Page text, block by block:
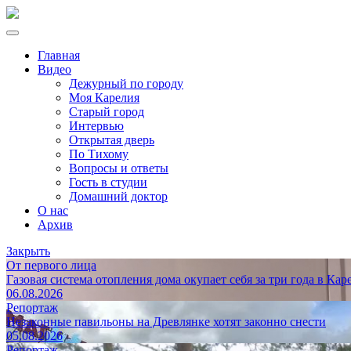
Главная
Видео
Дежурный по городу
Моя Карелия
Старый город
Интервью
Открытая дверь
По Тихому
Вопросы и ответы
Гость в студии
Домашний доктор
О нас
Архив
Закрыть
От первого лица
Газовая система отопления дома окупает себя за три года в
06.08.2026
Репортаж
Незаконные павильоны на Древлянке хотят законно снести
05.08.2026